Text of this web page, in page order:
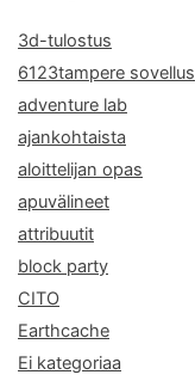
3d-tulostus
6123tampere sovellus
adventure lab
ajankohtaista
aloittelijan opas
apuvälineet
attribuutit
block party
CITO
Earthcache
Ei kategoriaa